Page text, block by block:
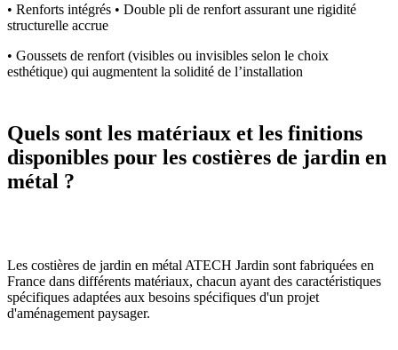
• Renforts intégrés • Double pli de renfort assurant une rigidité
structurelle accrue
• Goussets de renfort (visibles ou invisibles selon le choix
esthétique) qui augmentent la solidité de l’installation
Quels sont les matériaux et les finitions
disponibles pour les costières de jardin en
métal ?
Les costières de jardin en métal ATECH Jardin sont fabriquées en
France dans différents matériaux, chacun ayant des caractéristiques
spécifiques adaptées aux besoins spécifiques d'un projet
d'aménagement paysager.